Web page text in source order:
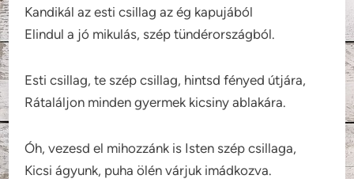
Kandikál az esti csillag az ég kapujából
Elindul a jó mikulás, szép tündérországból.
Esti csillag, te szép csillag, hintsd fényed útjára,
Rátaláljon minden gyermek kicsiny ablakára.
Óh, vezesd el mihozzánk is Isten szép csillaga,
Kicsi ágyunk, puha ölén várjuk imádkozva.